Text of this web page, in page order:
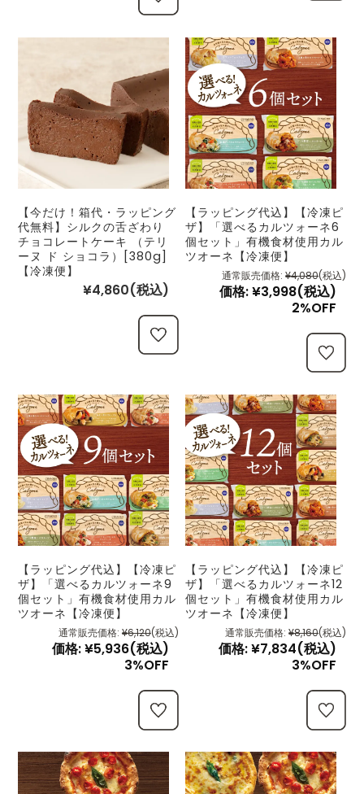
【今だけ！箱代・ラッピング
代無料】シルクの舌ざわり
チョコレートケーキ （テリ
ーヌ ド ショコラ）[380g]
【冷凍便】
¥4,860(税込)
【ラッピング代込】【冷凍ピ
ザ】「選べるカルツォーネ6
個セット」有機食材使用カル
ツオーネ【冷凍便】
通常販売価格: ¥4,080(税込)
価格:¥3,998(税込)
2%OFF
【ラッピング代込】【冷凍ピ
ザ】「選べるカルツォーネ9
個セット」有機食材使用カル
ツオーネ【冷凍便】
通常販売価格: ¥6,120(税込)
価格:¥5,936(税込)
3%OFF
【ラッピング代込】【冷凍ピ
ザ】「選べるカルツォーネ12
個セット」有機食材使用カル
ツオーネ【冷凍便】
通常販売価格: ¥8,160(税込)
価格:¥7,834(税込)
3%OFF